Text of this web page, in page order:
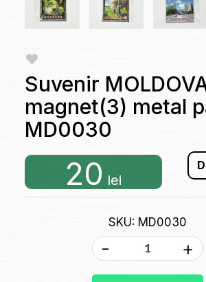
Suvenir
magnet(3) metal
MD0030
20 lei
SKU: MD0030
- +